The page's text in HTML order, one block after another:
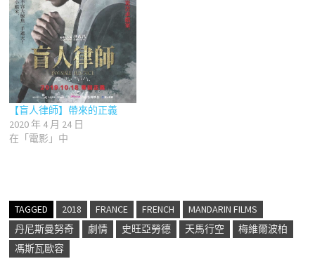
【盲人律師】帶來的正義
2020 年 4 月 24 日
在「電影」中
TAGGED 2018 FRANCE FRENCH
MANDARIN FILMS
丹尼斯曼努奇
劇情 史旺亞勞德 天馬行空
梅維爾波柏
馮斯瓦歐容